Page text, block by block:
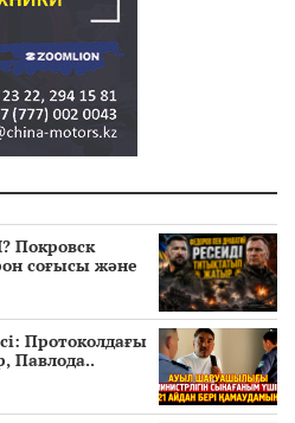
Покровск
соғысы және
Протоколдағы
Павлода..